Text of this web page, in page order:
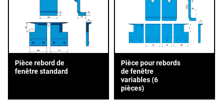
Pièce rebord de
fenêtre standard
Pièce pour rebords
de fenêtre
variables (6
pièces)